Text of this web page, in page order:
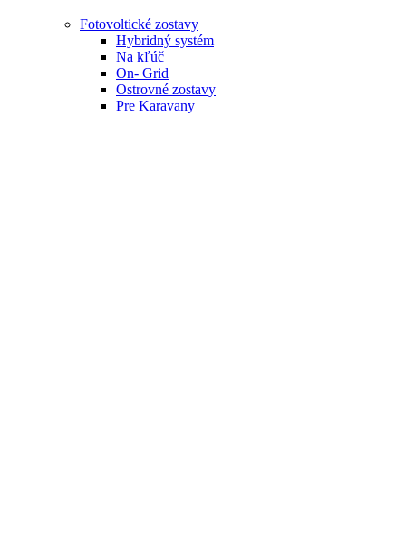
Fotovoltické zostavy
Hybridný systém
Na kľúč
On- Grid
Ostrovné zostavy
Pre Karavany